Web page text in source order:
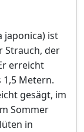
japonica) ist
Strauch, der
erreicht
1,5 Metern.
gesägt, im
Sommer
in